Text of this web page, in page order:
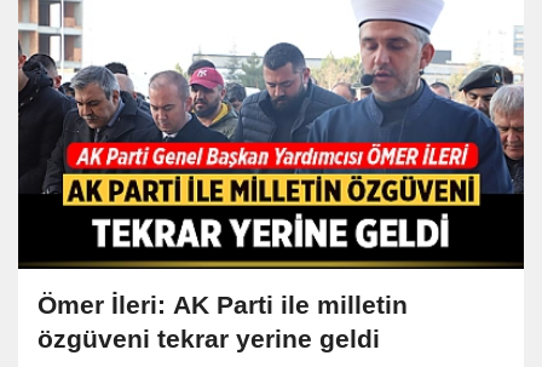
Ömer İleri: AK Parti ile milletin
özgüveni tekrar yerine geldi